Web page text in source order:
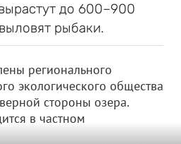
до 600–900
рыбаки.
регионального
экологического общества
стороны озера.
в частном